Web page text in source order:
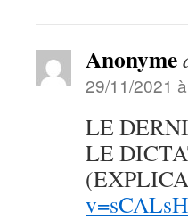
Anonyme
29/11/2021
LE
LE